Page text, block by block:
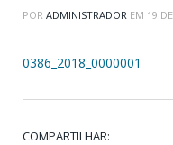
POR ADMINISTRADOR EM 19
0386_2018_0000001
COMPARTILHAR: